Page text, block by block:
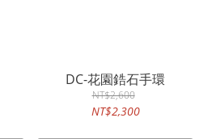
DC-花園鋯石手環
NT$2,600
NT$2,300